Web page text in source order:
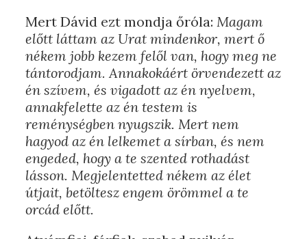
Mert Dávid ezt mondja őróla:Magam
előtt láttam az Urat mindenkor, mert ő
nékem jobb kezem felől van, hogy meg ne
tántorodjam. Annakokáért örvendezett az
én szívem, és vigadott az én nyelvem,
annakfelette az én testem is
reménységben nyugszik. Mert nem
hagyod az én lelkemet a sírban, és nem
engeded, hogy a te szented rothadást
lásson. Megjelentetted nékem az élet
útjait, betöltesz engem örömmel a te
orcád előtt.